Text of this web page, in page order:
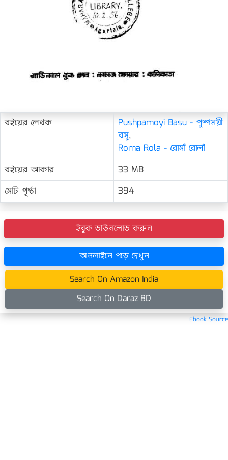
বইয়ের লেখক
Pushpamoyi Basu - পুষ্পময়ী
বসু,
Roma Rola - রোমাঁ রোলাঁ
বইয়ের আকার
33 MB
মোট পৃষ্ঠা
394
ইবুক ডাউনলোড করুন
অনলাইনে পড়ে দেখুন
Search On Amazon India
Search On Daraz BD
Ebook Source